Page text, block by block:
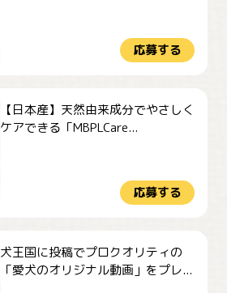
応募する
【日本産】天然由来成分でやさしく
ケアできる「MBPLCare...
応募する
犬王国に投稿でプロクオリティの
「愛犬のオリジナル動画」をプレ...